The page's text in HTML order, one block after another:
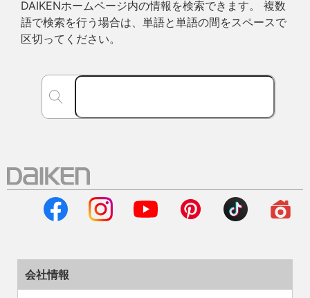
DAIKENホームページ内の情報を検索できます。 複数
語で検索を行う場合は、単語と単語の間をスペースで
区切ってください。
会社情報